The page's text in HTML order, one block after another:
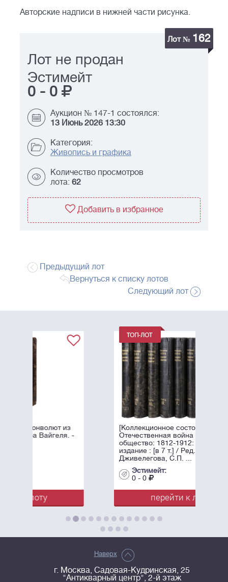
Авторские надписи в нижней части рисунка.
Лот № 162
Лот не продан
Эстимейт
0 - 0
Аукцион № 147-1 состоялся:
13 Июнь 2026 13:30
Категория:
Живопись и графика
Количество просмотров
лота: 62
Добавить в избранное
Предыдущий лот
Вернуться к списку лотов
Следующий лот
[Коллекционное состояние].
Отечественная война и русское
общество: 1812-1912: Юбилейное
издание : [в 7 т.] / Ред. А.К.
Дживелегова, С.П. ...
Наверх
г. Москва, Садовая-Кудринская, 25
"Антикварный центр", 2-й этаж